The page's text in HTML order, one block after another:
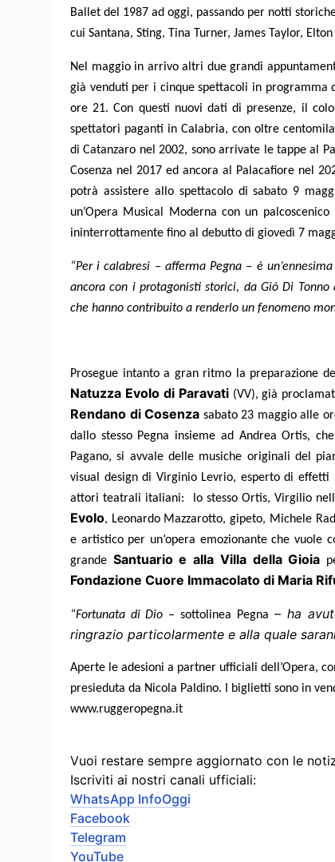
Ballet del 1987 ad oggi, passando per notti
cui Santana, Sting, Tina Turner, James Taylor,
Nel maggio in arrivo altri due grandi
già venduti per i cinque spettacoli in programma
ore 21. Con questi nuovi dati di presenze, il
spettatori paganti in Calabria, con oltre
di Catanzaro nel 2002, sono arrivate le tappe al
Cosenza nel 2017 ed ancora al Palacafiore nel
potrà assistere allo spettacolo di sabato 9
un’Opera Musical Moderna con un
ininterrottamente fino al debutto di giovedì 7
“Per i calabresi – afferma Pegna – è
ancora con i protagonisti storici, da Giò Di
che hanno contribuito a renderlo un fenomeno
Prosegue intanto a gran ritmo la preparazione
Natuzza Evolo di Paravati (VV), già
Rendano di Cosenza sabato 23 maggio alle
dallo stesso Pegna insieme ad Andrea Ortis,
Pagano, si avvale delle musiche originali del
visual design di Virginio Levrio, esperto di
attori teatrali italiani: lo stesso Ortis, Virgilio
Evolo, Leonardo Mazzarotto, gipeto, Michele
e artistico per un’opera emozionante che vuole
grande Santuario e alla Villa della Gioia
Fondazione Cuore Immacolato di Maria
“Fortunata di Dio – sottolinea Pegna – ha
ringrazio particolarmente e alla quale
Aperte le adesioni a partner ufficiali dell’Opera,
presieduta da Nicola Paldino. I biglietti sono in
www.ruggeropegna.it
Vuoi restare sempre aggiornato con le
Iscriviti ai nostri canali ufficiali:
WhatsApp InfoOggi
Facebook
Telegram
YouTube